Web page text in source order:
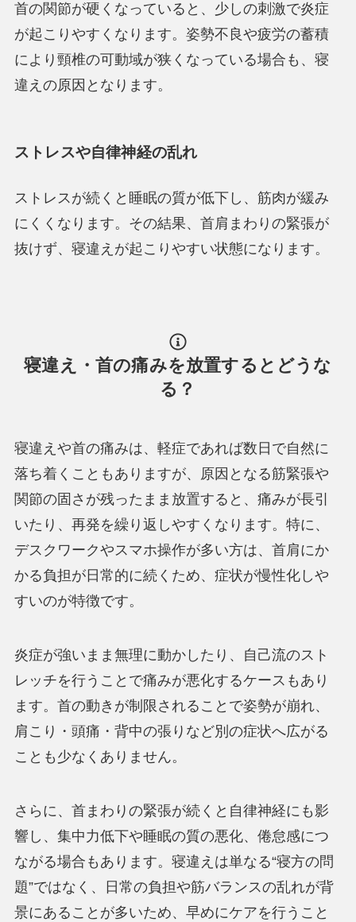
首の関節が硬くなっていると、少しの刺激で炎症
が起こりやすくなります。姿勢不良や疲労の蓄積
により頸椎の可動域が狭くなっている場合も、寝
違えの原因となります。
ストレスや自律神経の乱れ
ストレスが続くと睡眠の質が低下し、筋肉が緩み
にくくなります。その結果、首肩まわりの緊張が
抜けず、寝違えが起こりやすい状態になります。
寝違え・首の痛みを放置するとどうな
る？
寝違えや首の痛みは、軽症であれば数日で自然に
落ち着くこともありますが、原因となる筋緊張や
関節の固さが残ったまま放置すると、痛みが長引
いたり、再発を繰り返しやすくなります。特に、
デスクワークやスマホ操作が多い方は、首肩にか
かる負担が日常的に続くため、症状が慢性化しや
すいのが特徴です。
炎症が強いまま無理に動かしたり、自己流のスト
レッチを行うことで痛みが悪化するケースもあり
ます。首の動きが制限されることで姿勢が崩れ、
肩こり・頭痛・背中の張りなど別の症状へ広がる
ことも少なくありません。
さらに、首まわりの緊張が続くと自律神経にも影
響し、集中力低下や睡眠の質の悪化、倦怠感につ
ながる場合もあります。寝違えは単なる“寝方の問
題”ではなく、日常の負担や筋バランスの乱れが背
景にあることが多いため、早めにケアを行うこと